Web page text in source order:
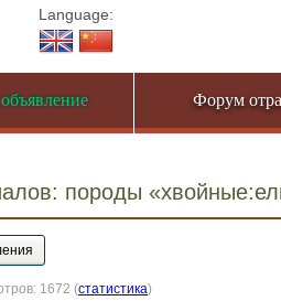
Language:
Форум
породы
1672 (статистика)